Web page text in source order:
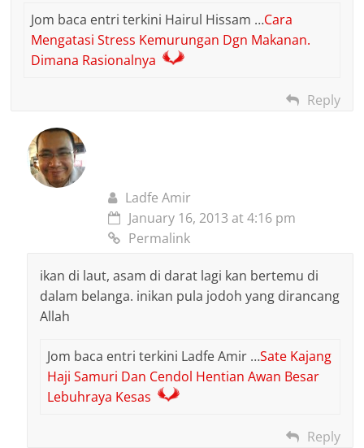
Jom baca entri terkini Hairul Hissam …Cara
Mengatasi Stress Kemurungan Dgn Makanan.
Dimana Rasionalnya
Reply
Ladfe Amir
January 16, 2013 at 4:16 pm
Permalink
ikan di laut, asam di darat lagi kan bertemu di
dalam belanga. inikan pula jodoh yang dirancang
Allah
Jom baca entri terkini Ladfe Amir …Sate Kajang
Haji Samuri Dan Cendol Hentian Awan Besar
Lebuhraya Kesas
Reply